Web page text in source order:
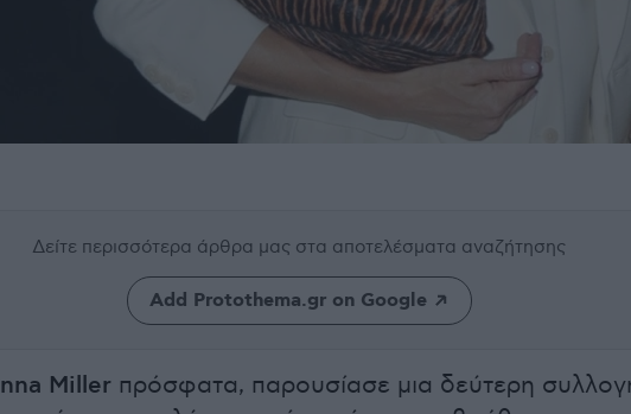
Δείτε περισσότερα άρθρα μας στα αποτελέσματα αναζήτησης
Add Protothema.gr on Google
Miller πρόσφατα, παρουσίασε μια δεύτερη